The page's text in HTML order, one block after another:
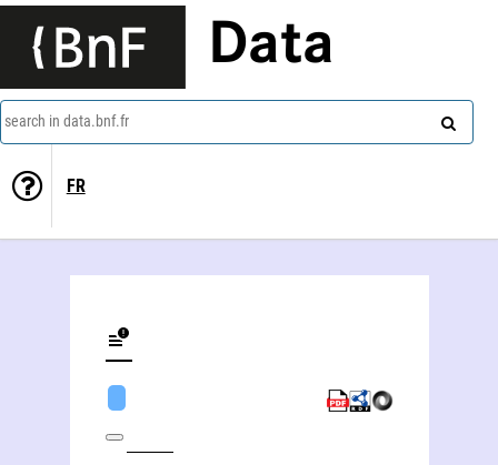
Data
search in data.bnf.fr
FR